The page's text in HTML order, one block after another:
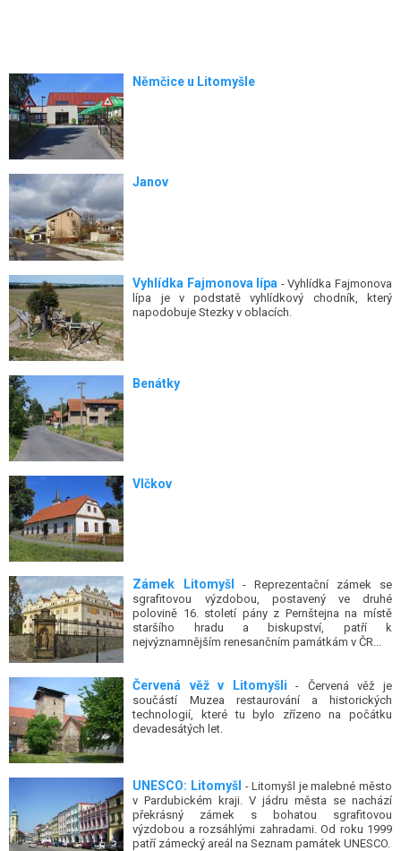
Němčice u Litomyšle
Janov
Vyhlídka Fajmonova lípa - Vyhlídka Fajmonova
lípa je v podstatě vyhlídkový chodník, který
napodobuje Stezky v oblacích.
Benátky
Vlčkov
Zámek Litomyšl
- Reprezentační zámek se
sgrafitovou výzdobou, postavený ve druhé
polovině 16. století pány z Pernštejna na místě
staršího hradu a biskupství, patří k
nejvýznamnějším renesančním památkám v ČR...
Červená věž v Litomyšli - Červená věž je
součástí Muzea restaurování a historických
technologií, které tu bylo zřízeno na počátku
devadesátých let.
UNESCO: Litomyšl - Litomyšl je malebné město
v Pardubickém kraji. V jádru města se nachází
překrásný zámek s bohatou sgrafitovou
výzdobou a rozsáhlými zahradami. Od roku 1999
patří zámecký areál na Seznam památek UNESCO.